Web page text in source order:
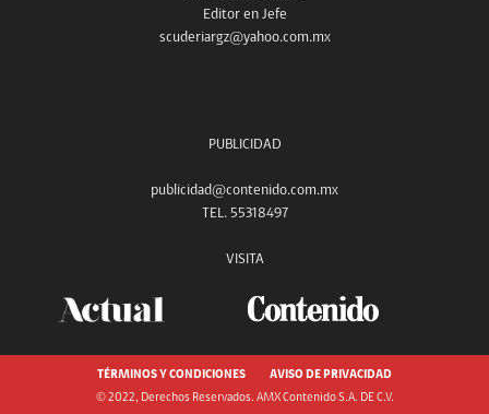
Editor en Jefe
scuderiargz@yahoo.com.mx
PUBLICIDAD
publicidad@contenido.com.mx
TEL. 55318497
VISITA
TÉRMINOS Y CONDICIONES
AVISO DE PRIVACIDAD
© 2022, Derechos Reservados. AMX Contenido S.A. DE C.V.